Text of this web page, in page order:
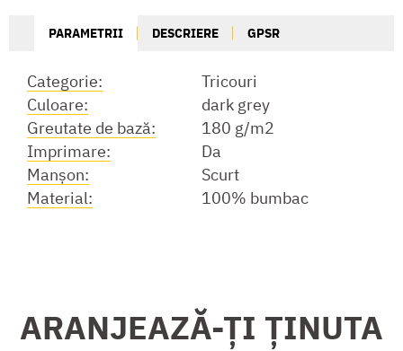
PARAMETRII DESCRIERE GPSR
Categorie:
Tricouri
Culoare:
dark grey
Greutate de bază:
180 g/m2
Imprimare:
Da
Manşon:
Scurt
Material:
100% bumbac
ARANJEAZĂ-ȚI ȚINUTA